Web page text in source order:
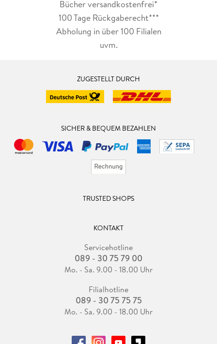
Bücher versandkostenfrei*
100 Tage Rückgaberecht***
Abholung in über 100 Filialen
uvm.
ZUGESTELLT DURCH
SICHER & BEQUEM BEZAHLEN
TRUSTED SHOPS
KONTAKT
Servicehotline
089 - 30 75 79 00
Mo. - Sa. 9.00 - 18.00 Uhr
Filialhotline
089 - 30 75 75 75
Mo. - Sa. 9.00 - 18.00 Uhr